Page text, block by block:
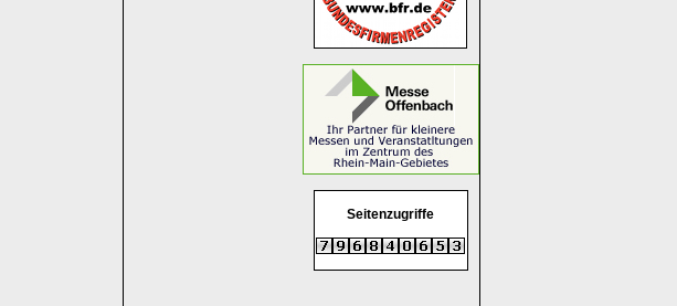
Seitenzugriffe